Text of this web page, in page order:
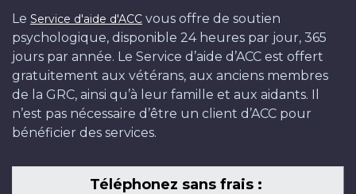
Le Service d'aide d'ACC vous offre de soutien
psychologique, disponible 24 heures par jour, 365
jours par année. Le Service d’aide d’ACC est offert
gratuitement aux vétérans, aux anciens membres
de la GRC, ainsi qu’à leur famille et aux aidants. Il
n’est pas nécessaire d’être un client d’ACC pour
bénéficier des services.
Téléphonez sans frais :